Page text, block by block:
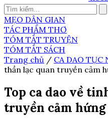
MẸO DÂN GIAN
TÁC PHẨM THƠ
TÓM TẮT TRUYỆN
TÓM TẮT SÁCH
Trang chủ / CA DAO TỤC
thần lạc quan truyền cảm
Top ca dao về
truyền cảm hứng